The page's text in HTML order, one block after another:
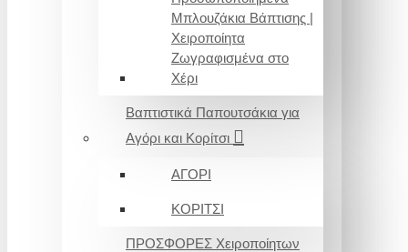
Μπλουζάκια Βάπτισης |
Χειροποίητα
Ζωγραφισμένα στο
Χέρι
Βαπτιστικά Παπουτσάκια για
Αγόρι και Κορίτσι
ΑΓΟΡΙ
ΚΟΡΙΤΣΙ
ΠΡΟΣΦΟΡΕΣ Χειροποίητων